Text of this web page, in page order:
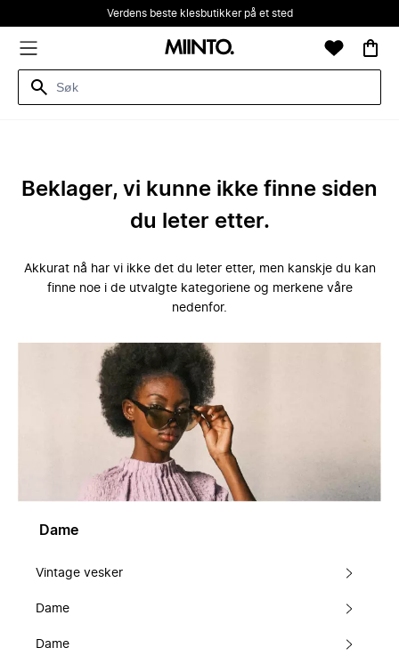
Verdens beste klesbutikker på et sted
Beklager, vi kunne ikke finne siden
du leter etter.
Akkurat nå har vi ikke det du leter etter, men kanskje du kan
finne noe i de utvalgte kategoriene og merkene våre
nedenfor.
Dame
Vintage vesker
Dame
Dame